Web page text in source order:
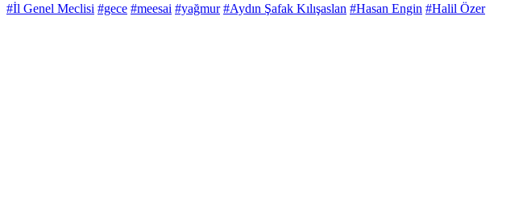
#İl Genel Meclisi #gece #meesai #yağmur #Aydın Şafak Kılışaslan #Hasan Engin #Halil Özer